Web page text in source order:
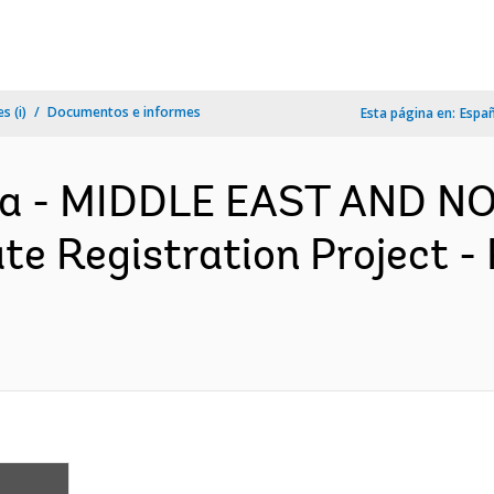
(i) Documentos e informes Esta página en:
- MIDDLE EAST AND
Registration Project -